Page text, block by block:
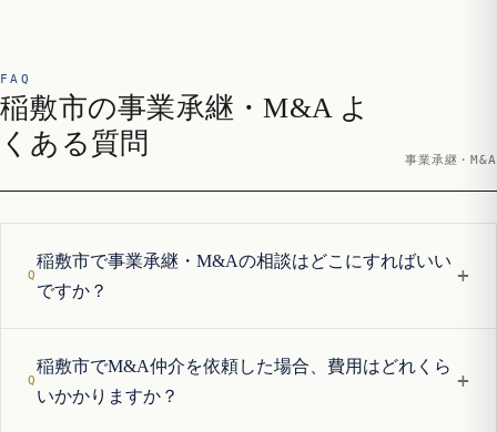
FAQ
稲敷市の事業承継・M&A よ
くある質問
事業承継・M&A
稲敷市で事業承継・M&Aの相談はどこにすればいい
ですか？
+
稲敷市でM&A仲介を依頼した場合、費用はどれくら
いかかりますか？
+